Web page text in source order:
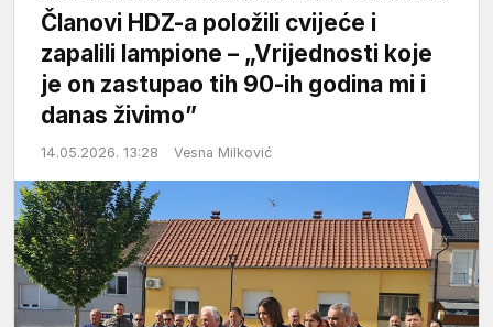
Članovi HDZ-a položili cvijeće i
zapalili lampione – „Vrijednosti koje
je on zastupao tih 90-ih godina mi i
danas živimo”
14.05.2026. 13:28 Vesna Milković